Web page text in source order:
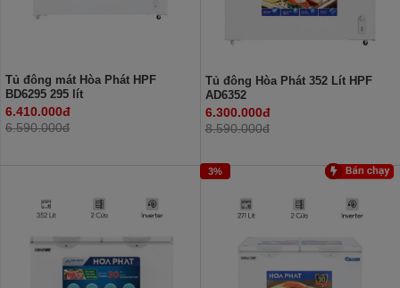
Tủ đông mát Hòa Phát HPF
BD6295 295 lít
6.410.000đ
6.590.000đ
Tủ đông Hòa Phát 352 Lít HPF
AD6352
6.300.000đ
8.590.000đ
3%